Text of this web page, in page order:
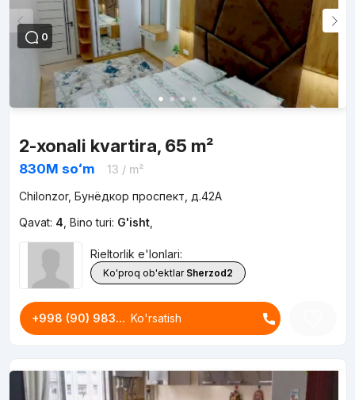
0
2-xonali kvartira, 65 m²
830M soʻm 13 / m²
Chilonzor, Бунёдкор проспект, д.42A
Qavat: 4 Bino turi: G'isht,
Rieltorlik e'lonlari:
Ko'proq ob'ektlar Sherzod2
+998 (90) 983... Ko'rsatish